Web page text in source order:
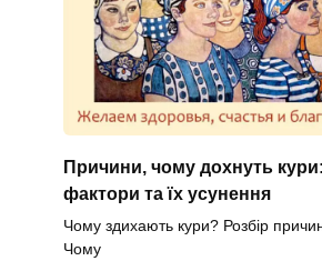
Причини, чому дохнуть
фактори та їх усунення
Чому здихають кури? Розбір причин
Чому